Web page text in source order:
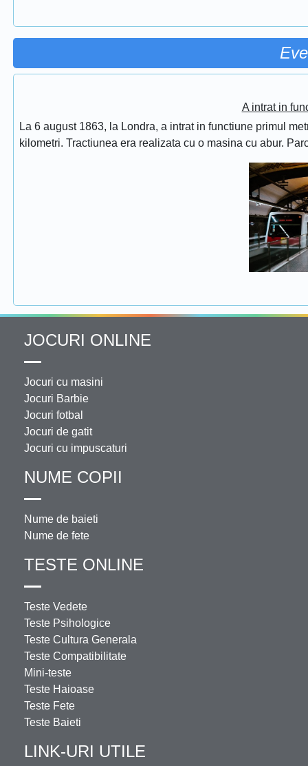
A intrat in
La 6 august 1863, la Londra, a intrat in functiune primul
kilometri. Tractiunea era realizata cu o masina cu abur.
JOCURI ONLINE
Jocuri cu masini
Jocuri Barbie
Jocuri fotbal
Jocuri de gatit
Jocuri cu impuscaturi
NUME COPII
Nume de baieti
Nume de fete
TESTE ONLINE
Teste Vedete
Teste Psihologice
Teste Cultura Generala
Teste Compatibilitate
Mini-teste
Teste Haioase
Teste Fete
Teste Baieti
LINK-URI UTILE